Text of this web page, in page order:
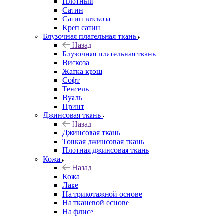
Сатин
Сатин вискоза
Креп сатин
Блузочная плательная ткань
Назад
Блузочная плательная ткань
Вискоза
Жатка крэш
Софт
Тенсель
Вуаль
Принт
Джинсовая ткань
Назад
Джинсовая ткань
Тонкая джинсовая ткань
Плотная джинсовая ткань
Кожа
Назад
Кожа
Лаке
На трикотажной основе
На тканевой основе
На флисе